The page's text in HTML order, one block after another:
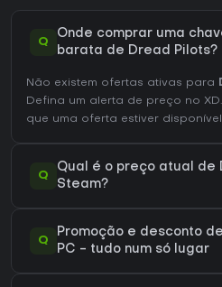
Q
Onde comprar uma
barata de Dread Pilots?
Não existem ofertas ativas para
Defina um alerta de preço no
que uma oferta estiver
Q
Qual é o preço atual de
Steam?
Q
Promoção e desconto
PC - tudo num só lugar